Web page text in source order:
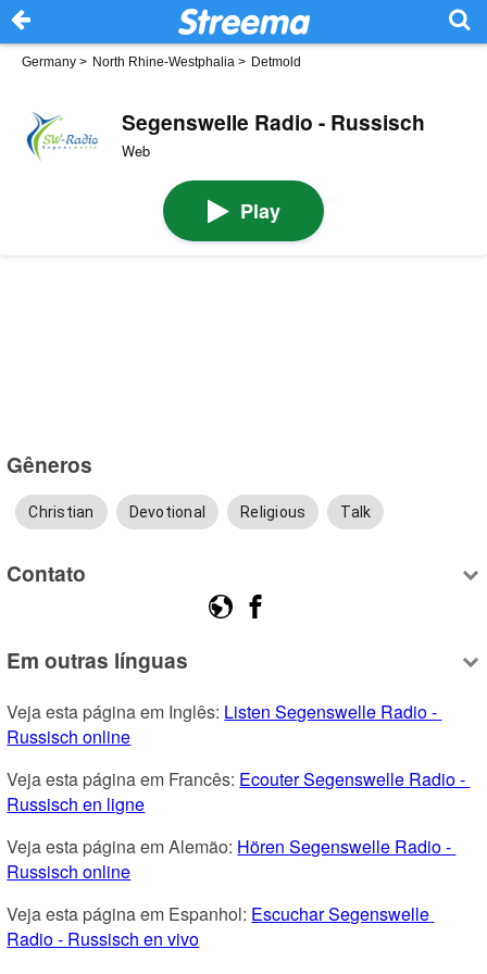
Germany > North Rhine-Westphalia > Detmold
Segenswelle Radio - Russisch
Web
Play
Gêneros
Christian Devotional Religious Talk
Contato
Em outras línguas
Veja esta página em Inglês: Listen Segenswelle Radio -
Russisch online
Veja esta página em Francês: Ecouter Segenswelle Radio -
Russisch en ligne
Veja esta página em Alemão: Hören Segenswelle Radio -
Russisch online
Veja esta página em Espanhol: Escuchar Segenswelle
Radio - Russisch en vivo